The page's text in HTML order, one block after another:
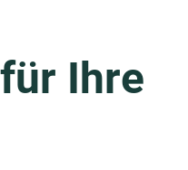
Ihre